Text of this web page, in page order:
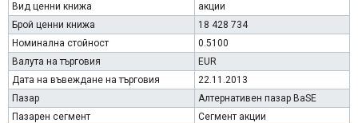
Вид ценни книжа
акции
Брой ценни книжа
18 428 734
Номинална стойност
0.5100
Валута на търговия
EUR
Дата на въвеждане на търговия
22.11.2013
Пазар
Алтернативен пазар BaSE
Пазарен сегмент
Сегмент акции